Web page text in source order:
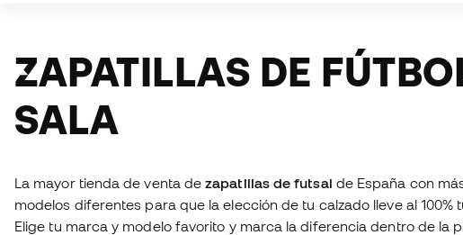
ZAPATILLAS DE FÚTBOL
SALA
La mayor tienda de venta dezapatillas de futsal de España con
modelos diferentes para que la elección de tu calzado lleve al 100%
Elige tu marca y modelo favorito y marca la diferencia dentro de la